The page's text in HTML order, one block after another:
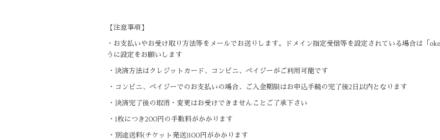
【注意事項】
・お支払いやお受け取り方法等をメールでお送りします。ドメイン指定受信等を設定されている場合は「
うに設定をお願いします
・決済方法はクレジットカード、コンビニ、ペイジーがご利用可能です
・コンビニ、ペイジーでのお支払いの場合、ご入金期限はお申込手続の完了後2日以内となります
・決済完了後の取消・変更はお受けできませんことご了承下さい
・1枚につき200円の手数料がかかります
・別途送料(チケット発送)100円がかかります